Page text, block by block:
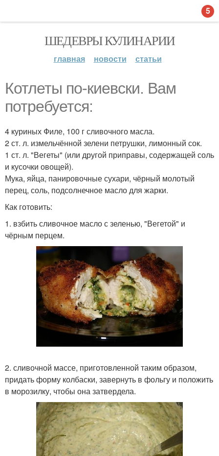
ШЕДЕВРЫ КУЛИНАРИИ
главная новости статьи
Котлеты по-киевски. Вам
потребуется:
4 куриных Филе, 100 г сливочного масла.
2 ст. л. измельчённой зелени петрушки, лимонный сок.
1 ст. л. "Вегеты" (или другой приправы, содержащей соль
и кусочки овощей).
Мука, яйца, панировочные сухари, чёрный молотый
перец, соль, подсолнечное масло для жарки.
Как готовить:
1. взбить сливочное масло с зеленью, "Вегетой" и
чёрным перцем.
2. сливочной массе, приготовленной таким образом,
придать форму колбаски, завернуть в фольгу и положить
в морозилку, чтобы она затвердела.
5